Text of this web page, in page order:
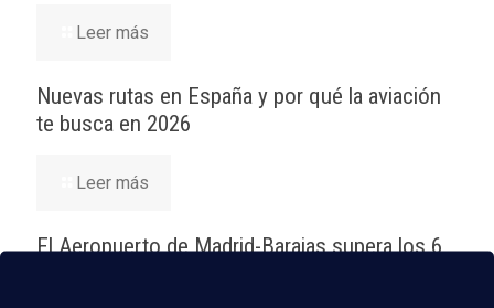
Leer más
Nuevas rutas en España y por qué la aviación
te busca en 2026
Leer más
El Aeropuerto de Madrid-Barajas supera los 6